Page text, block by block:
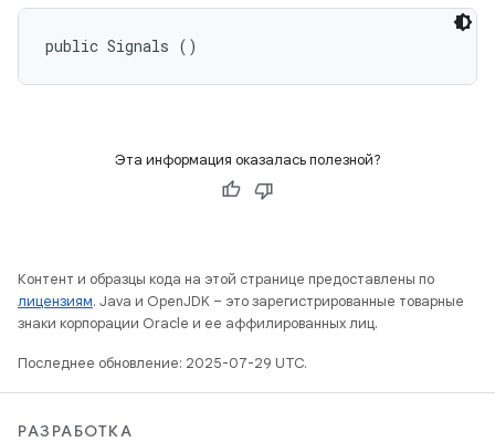
public Signals ()
Эта информация оказалась полезной?
Контент и образцы кода на этой странице предоставлены по
лицензиям. Java и OpenJDK – это зарегистрированные товарные
знаки корпорации Oracle и ее аффилированных лиц.
Последнее обновление: 2025-07-29 UTC.
РАЗРАБОТКА